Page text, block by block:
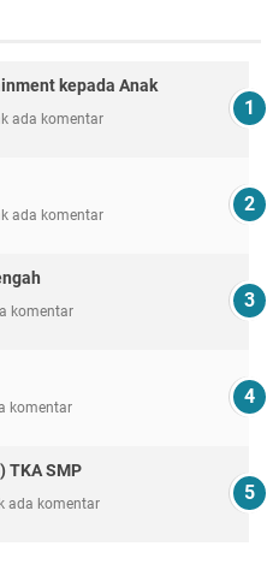
kepada Anak
ada komentar
ada komentar
komentar
komentar
TKA SMP
ada komentar